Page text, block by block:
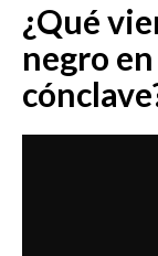
¿Qué
negro